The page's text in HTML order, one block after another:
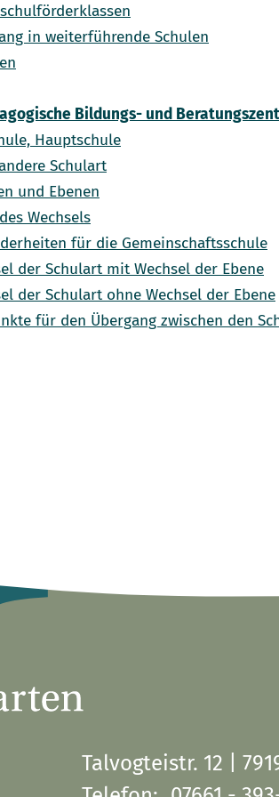
in weiterführende Schulen
Bildungs- und
Hauptschule
Schulart
und Ebenen
Wechsels
für die Gemeinschaftsschule
der Schulart mit Wechsel der Ebene
der Schulart ohne Wechsel der Ebene
für den Übergang zwischen den
Talvogteistr. 12 |